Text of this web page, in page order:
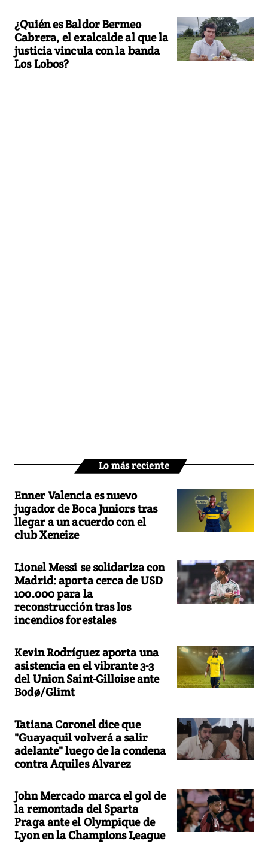
¿Quién es Baldor Bermeo
Cabrera, el exalcalde al que la
justicia vincula con la banda
Los Lobos?
Lo más reciente
Enner Valencia es nuevo
jugador de Boca Juniors tras
llegar a un acuerdo con el
club Xeneize
Lionel Messi se solidariza con
Madrid: aporta cerca de USD
100.000 para la
reconstrucción tras los
incendios forestales
Kevin Rodríguez aporta una
asistencia en el vibrante 3-3
del Union Saint-Gilloise ante
Bodø/Glimt
Tatiana Coronel dice que
"Guayaquil volverá a salir
adelante" luego de la condena
contra Aquiles Alvarez
John Mercado marca el gol de
la remontada del Sparta
Praga ante el Olympique de
Lyon en la Champions League